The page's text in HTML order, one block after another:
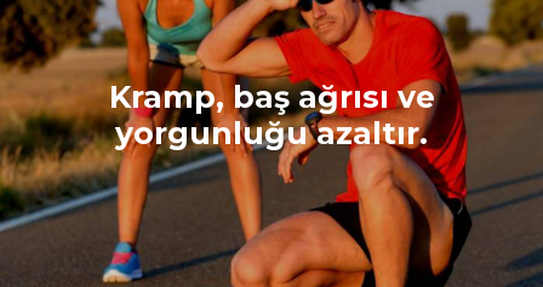
Kramp, baş ağrısı ve
yorgunluğu azaltır.